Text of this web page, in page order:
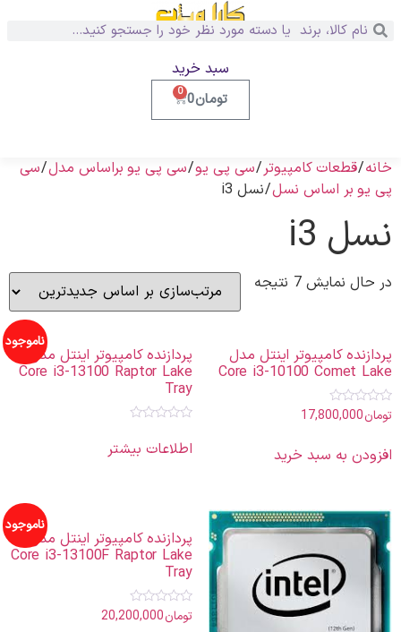
سبد خرید
تومان 0
خانه/قطعات کامپیوتر/سی پی یو/سی پی یو براساس مدل/سی
پی یو بر اساس نسل/ نسل i3
نسل i3
در حال نمایش 7 نتیجه
پردازنده کامپیوتر اینتل مدل
Core i3-10100 Comet Lake
امتیاز
0
5
تومان
افزودن به سبد خرید
ناموجود
پردازنده کامپیوتر اینتل مدل
Core i3-13100 Raptor Lake
Tray
0
از
اطلاعات بیشتر
ناموجود
پردازنده کامپیوتر اینتل مدل
Core i3-13100F Raptor Lake
Tray
امتیاز
0
تومان